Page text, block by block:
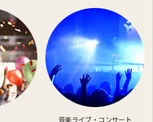
音楽ライブ・コンサート